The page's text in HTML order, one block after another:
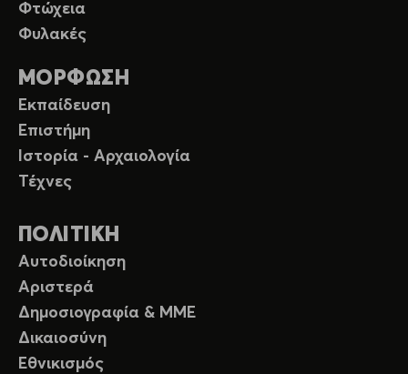
Φτώχεια
Φυλακές
ΜΟΡΦΩΣΗ
Εκπαίδευση
Επιστήμη
Ιστορία - Αρχαιολογία
Τέχνες
ΠΟΛΙΤΙΚΗ
Αυτοδιοίκηση
Αριστερά
Δημοσιογραφία & ΜΜΕ
Δικαιοσύνη
Εθνικισμός